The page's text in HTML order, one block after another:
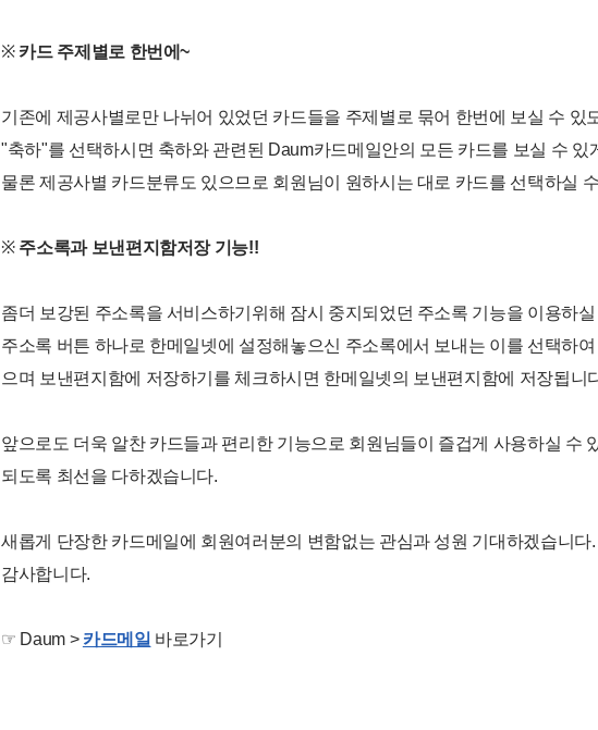
※ 카드 주제별로 한번에~
기존에 제공사별로만 나뉘어 있었던 카드들을 주제별로 묶어 한번에 보실 수 있
"축하"를 선택하시면 축하와 관련된 Daum카드메일안의 모든 카드를 보실 수 있
물론 제공사별 카드분류도 있으므로 회원님이 원하시는 대로 카드를 선택하실
※ 주소록과 보낸편지함저장 기능!!
좀더 보강된 주소록을 서비스하기위해 잠시 중지되었던 주소록 기능을 이용하
주소록 버튼 하나로 한메일넷에 설정해놓으신 주소록에서 보내는 이를 선택하
으며 보낸편지함에 저장하기를 체크하시면 한메일넷의 보낸편지함에 저장됩니
앞으로도 더욱 알찬 카드들과 편리한 기능으로 회원님들이 즐겁게 사용하실 수
되도록 최선을 다하겠습니다.
새롭게 단장한 카드메일에 회원여러분의 변함없는 관심과 성원 기대하겠습니다.
감사합니다.
☞ Daum > 카드메일 바로가기